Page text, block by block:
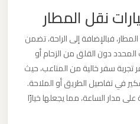
نقل المطار
فبالإضافة إلى الراحة، تضمن
دون القلق من الزحام أو
سفر خالية من المتاعب، حيث
في تفاصيل الطريق أو الملاحة.
مدار الساعة، مما يجعلها خيارًا